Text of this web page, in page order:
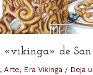
«vikinga» de San
, Arte, Era Vikinga/ Deja